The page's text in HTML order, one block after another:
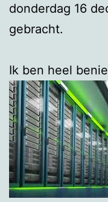
donderdag 16
gebracht.
Ik ben heel